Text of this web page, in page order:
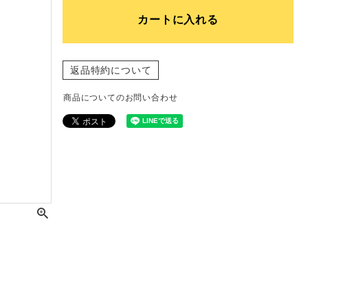
カートに入れる
返品特約について
商品についてのお問い合わせ